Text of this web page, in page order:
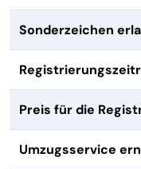
Sonderzeichen
Preis für die
Umzugsservice